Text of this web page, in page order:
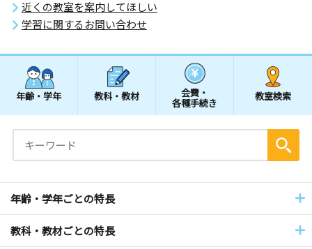
近くの教室を案内してほしい
学習に関するお問い合わせ
年齢・学年 教科・教材 会費・
各種手続き
教室検索
年齢・学年ごとの特長
教科・教材ごとの特長